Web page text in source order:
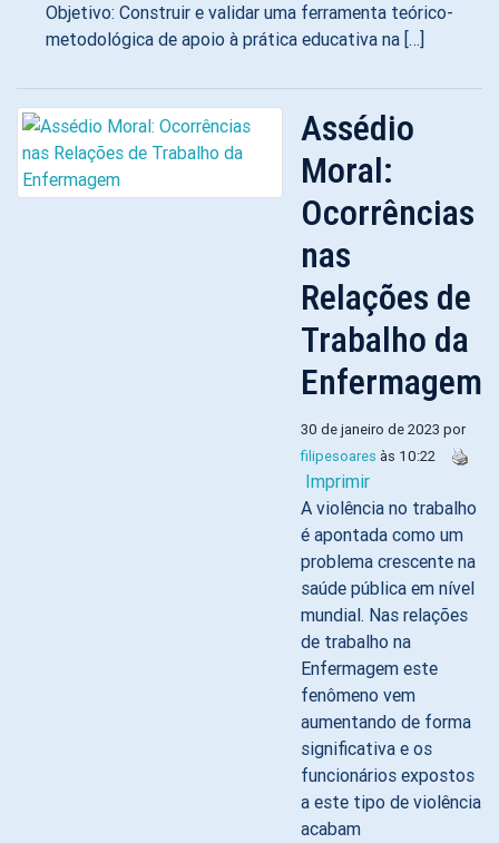
Objetivo: Construir e validar uma ferramenta teórico-
metodológica de apoio à prática educativa na […]
Assédio
Moral:
Ocorrências
nas
Relações de
Trabalho da
Enfermagem
30 de janeiro de 2023 por
filipesoares às 10:22
Imprimir
A violência no trabalho
é apontada como um
problema crescente na
saúde pública em nível
mundial. Nas relações
de trabalho na
Enfermagem este
fenômeno vem
aumentando de forma
significativa e os
funcionários expostos
a este tipo de violência
acabam